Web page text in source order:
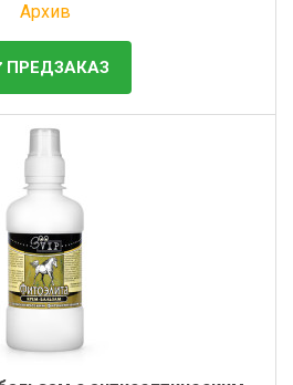
Архив
ПРЕДЗАКАЗ